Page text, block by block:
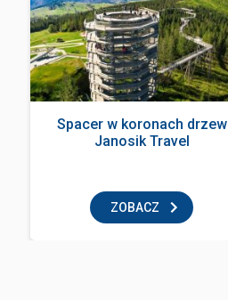
Spacer w koronach drzew
Janosik Travel
ZOBACZ